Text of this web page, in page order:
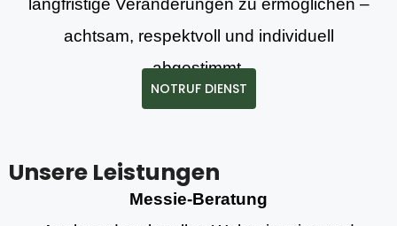
langfristige Veränderungen zu ermöglichen –
achtsam, respektvoll und individuell
abgestimmt.
NOTRUF DIENST
Unsere Leistungen
Messie-Beratung